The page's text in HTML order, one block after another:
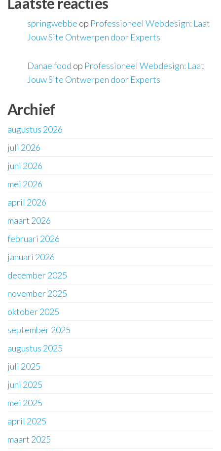
springwebbe op Professioneel Webdesign: Laat
Jouw Site Ontwerpen door Experts
Danae food op Professioneel Webdesign: Laat
Jouw Site Ontwerpen door Experts
Archief
augustus 2026
juli 2026
juni 2026
mei 2026
april 2026
maart 2026
februari 2026
januari 2026
december 2025
november 2025
oktober 2025
september 2025
augustus 2025
juli 2025
juni 2025
mei 2025
april 2025
maart 2025